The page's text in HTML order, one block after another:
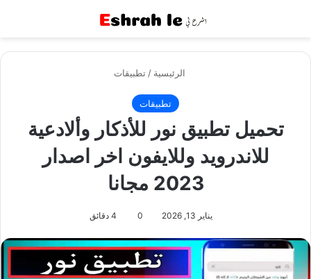
الرئيسية / تطبيقات
تطبيقات
تحميل تطبيق نور للأذكار وألادعية
للاندرويد وللايفون اخر اصدار
2023 مجانا
يناير 13, 2026 0